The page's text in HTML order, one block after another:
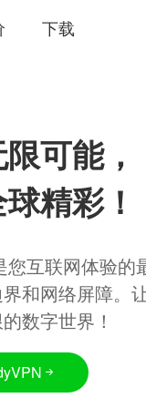
下载
可能，
精彩！
您互联网体验的
和网络屏障。
数字世界！